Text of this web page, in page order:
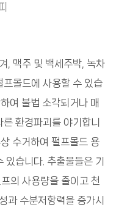
, 맥주 및 백세주박, 녹차
몰드에 사용할 수 있습
여 불법 소각되거나 매
환경파괴를 야기합니
수거하여 펄프몰드 용
습니다. 추출물들은 기
의 사용량을 줄이고 천
과 수분저항력을 증가시